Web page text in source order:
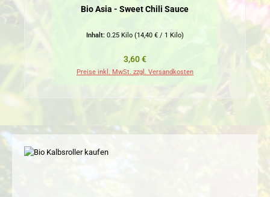
Bio Asia - Sweet Chili Sauce
Inhalt: 0.25 Kilo (14,40 € / 1 Kilo)
Regulärer Preis:
3,60 €
Preise inkl. MwSt. zzgl. Versandkosten